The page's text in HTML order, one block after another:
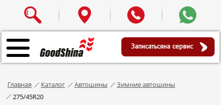
Записатьсяна сервис
Главная Каталог Автошины
Зимние автошины
275/45R20